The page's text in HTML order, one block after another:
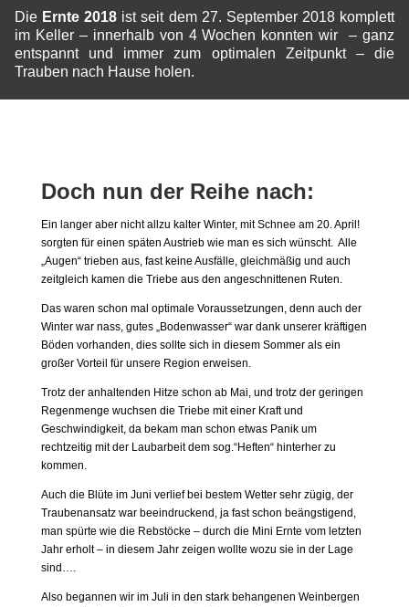
Die Ernte 2018 ist seit dem 27. September 2018 komplett
im Keller – innerhalb von 4 Wochen konnten wir – ganz
entspannt und immer zum optimalen Zeitpunkt – die
Trauben nach Hause holen.
Doch nun der Reihe nach:
Ein langer aber nicht allzu kalter Winter, mit Schnee am 20. April!
sorgten für einen späten Austrieb wie man es sich wünscht. Alle
„Augen“ trieben aus, fast keine Ausfälle, gleichmäßig und auch
zeitgleich kamen die Triebe aus den angeschnittenen Ruten.
Das waren schon mal optimale Voraussetzungen, denn auch der
Winter war nass, gutes „Bodenwasser“ war dank unserer kräftigen
Böden vorhanden, dies sollte sich in diesem Sommer als ein
großer Vorteil für unsere Region erweisen.
Trotz der anhaltenden Hitze schon ab Mai, und trotz der geringen
Regenmenge wuchsen die Triebe mit einer Kraft und
Geschwindigkeit, da bekam man schon etwas Panik um
rechtzeitig mit der Laubarbeit dem sog.“Heften“ hinterher zu
kommen.
Auch die Blüte im Juni verlief bei bestem Wetter sehr zügig, der
Traubenansatz war beeindruckend, ja fast schon beängstigend,
man spürte wie die Rebstöcke – durch die Mini Ernte vom letzten
Jahr erholt – in diesem Jahr zeigen wollte wozu sie in der Lage
sind….
Also begannen wir im Juli in den stark behangenen Weinbergen